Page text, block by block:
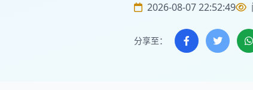
2026-08-07 22:52:49
分享至：